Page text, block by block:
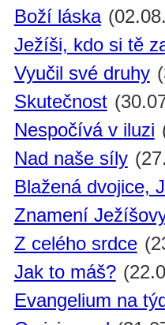
Boží láska
Ježíši, kdo si tě
Vyučil své druhy
Skutečnost
Nespočívá v iluzi
Nad naše síly
Blažená dvojice,
Znamení
Z celého srdce
Jak to máš?
Evangelium na